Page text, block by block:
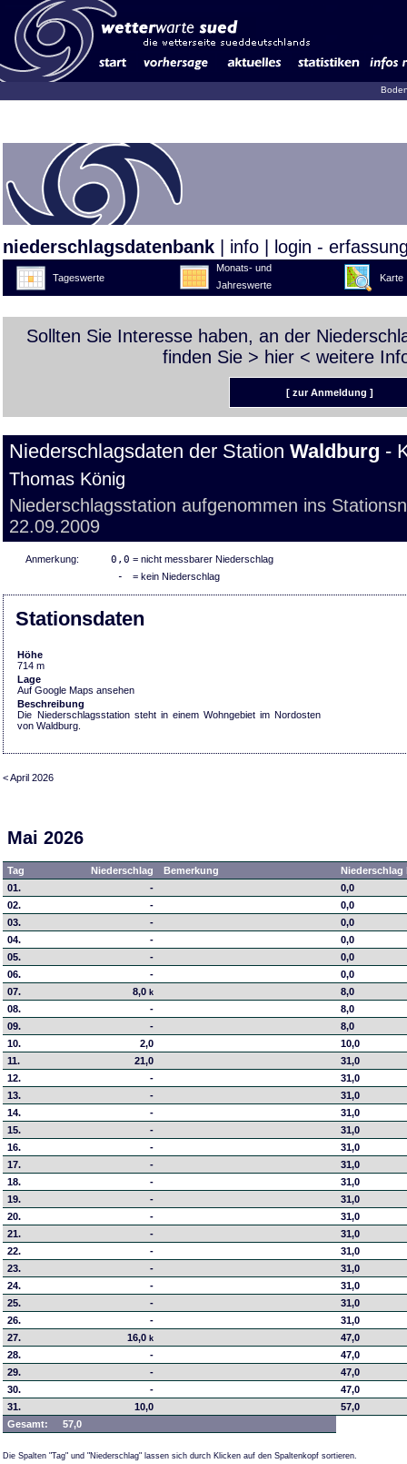
niederschlagsdatenbank info login -
Tageswerte
Monats- und
Jahreswerte
Karte
Sollten Sie Interesse haben, an der
finden Sie > hier < weitere
[ zur Anmeldung ]
Niederschlagsdaten der Station Waldburg -
Thomas König
Niederschlagsstation aufgenommen ins
22.09.2009
Anmerkung: 0,0 = nicht messbarer Niederschlag
- = kein Niederschlag
Stationsdaten
Höhe
714 m
Lage
Auf Google Maps ansehen
Beschreibung
Die Niederschlagsstation steht in einem Wohngebiet im Nordosten
von Waldburg.
< April 2026
Mai 2026
Tag Niederschlag Bemerkung
01.
-
0,0
02.
-
0,0
03.
-
0,0
04.
-
0,0
05.
-
0,0
06.
-
0,0
07.
8,0k
8,0
08.
-
8,0
09.
-
8,0
10.
2,0
10,0
11.
21,0
31,0
12.
-
31,0
13.
-
31,0
14.
-
31,0
15.
-
31,0
16.
-
31,0
17.
-
31,0
18.
-
31,0
19.
-
31,0
20.
-
31,0
21.
-
31,0
22.
-
31,0
23.
-
31,0
24.
-
31,0
25.
-
31,0
26.
-
31,0
27.
16,0k
47,0
28.
-
47,0
29.
-
47,0
30.
-
47,0
31.
10,0
57,0
Gesamt:
57,0
Die Spalten "Tag" und "Niederschlag" lassen sich durch Klicken auf den Spaltenkopf sortieren.